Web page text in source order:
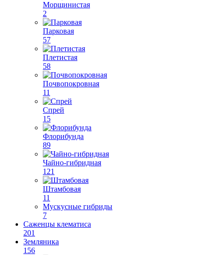
Морщинистая
2
Парковая
57
Плетистая
58
Почвопокровная
11
Спрей
15
Флорибунда
89
Чайно-гибридная
121
Штамбовая
11
Мускусные гибриды
7
Саженцы клематиса
201
Земляника
156